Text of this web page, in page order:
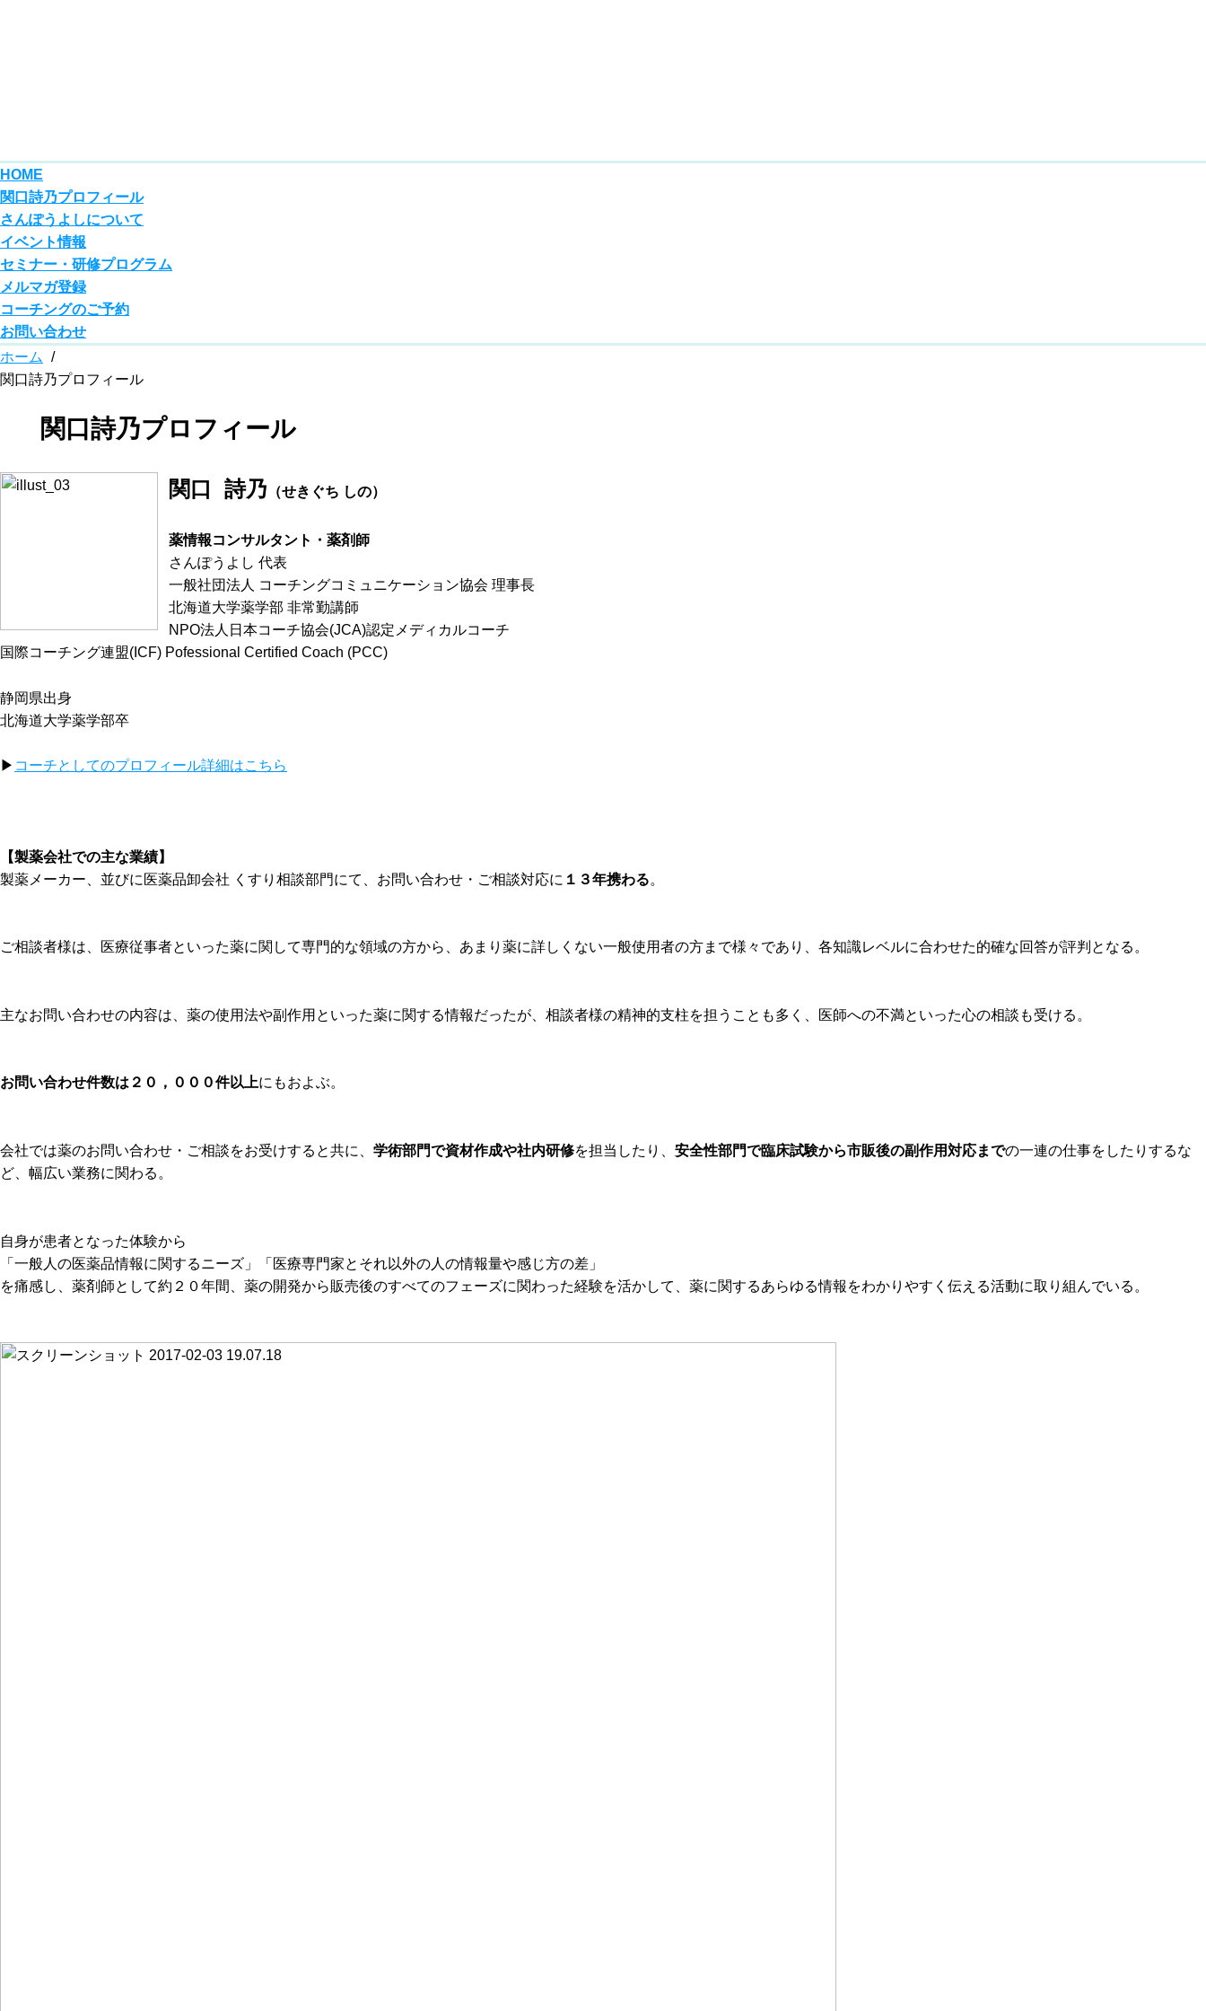
HOME
関口詩乃プロフィール
さんぽうよしについて
イベント情報
セミナー・研修プログラム
メルマガ登録
コーチングのご予約
お問い合わせ
ホーム
/
関口詩乃プロフィール
関口詩乃プロフィール
関口 詩乃 （せきぐち しの）
薬情報コンサルタント・薬剤師
さんぽうよし 代表
一般社団法人 コーチングコミュニケーション協会 理事長
北海道大学薬学部 非常勤講師
NPO法人日本コーチ協会(JCA)認定メディカルコーチ
国際コーチング連盟(ICF) Pofessional Certified Coach (PCC)
静岡県出身
北海道大学薬学部卒
▶︎ コーチとしてのプロフィール詳細はこちら
【製薬会社での主な業績】
製薬メーカー、並びに医薬品卸会社 くすり相談部門にて、お問い合わせ・ご相談対応に １３年携わる。
ご相談者様は、医療従事者といった薬に関して専門的な領域の方から、あまり薬に詳しくない一般使用者の方まで様々であり、各知識レベルに合わせた的確な回答が評判となる。
主なお問い合わせの内容は、薬の使用法や副作用といった薬に関する情報だったが、相談者様の精神的支柱を担うことも多く、医師への不満といった心の相談も受ける。
お問い合わせ件数は２０，０００件以上にもおよぶ。
会社では薬のお問い合わせ・ご相談をお受けすると共に、 学術部門で資材作成や社内研修を担当したり、 安全性部門で臨床試験から市販後の副作用対応までの一連の仕事をしたりするな
ど、幅広い業務に関わる。
自身が患者となった体験から
「一般人の医薬品情報に関するニーズ」「医療専門家とそれ以外の人の情報量や感じ方の差」
を痛感し、薬剤師として約２０年間、薬の開発から販売後のすべてのフェーズに関わった経験を活かして、薬に関するあらゆる情報をわかりやすく伝える活動に取り組んでいる。